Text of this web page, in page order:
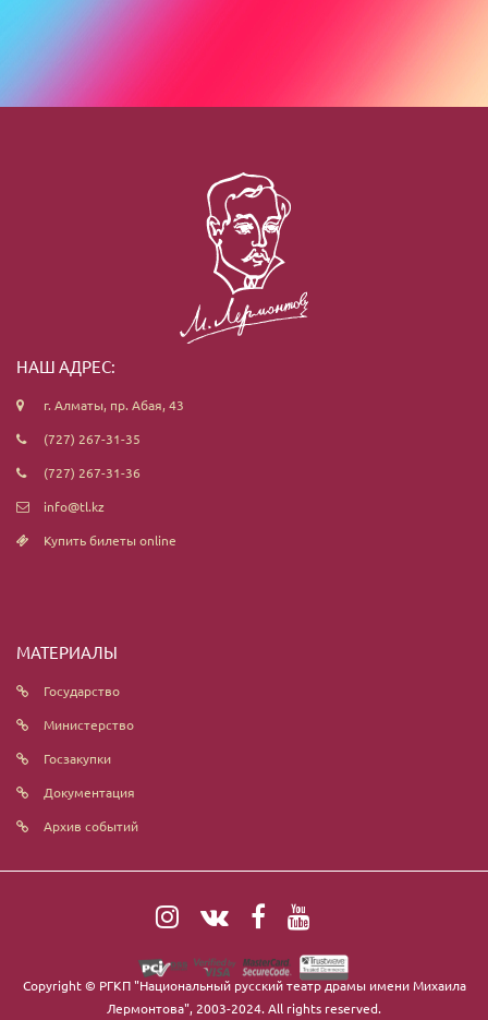
НАШ АДРЕС:
г. Алматы, пр. Абая, 43
(727) 267-31-35
(727) 267-31-36
info@tl.kz
Купить билеты online
МАТЕРИАЛЫ
Государство
Министерство
Госзакупки
Документация
Архив событий
Copyright © РГКП "Национальный русский театр драмы имени Михаила
Лермонтова", 2003-2024. All rights reserved.